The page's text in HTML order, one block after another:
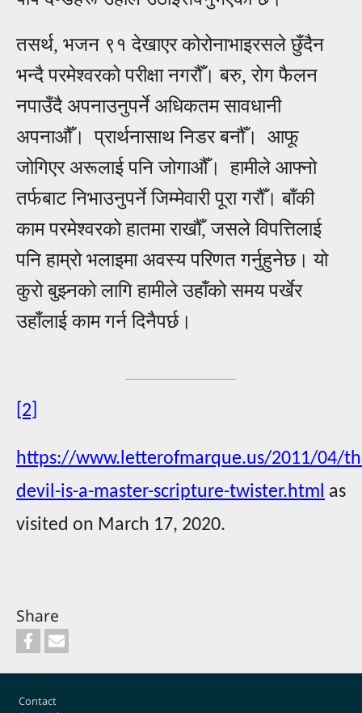
तसर्थ, भजन ९१ देखाएर कोरोनाभाइरसले छुँदैन
भन्दै परमेश्वरको परीक्षा नगरँ। बरु, रोग फैलन
नपाउँदै अपनाउनुपर्ने अधिकतम सावधानी
अपनाऔँ। प्रार्थनासाथ निडर बनँ। आफू
जोगिएर अरूलाईपनि जोगाऔँ।हामीले आफ्नो
तर्फबाट निभाउनुपर्ने जिम्मेवारी पूरा गरँ। बाँकी
काम परमेश्वरको हातमा राखौँ, जसले विपत्तिलाई
पनि हाम्रो भलाइमा अवस्य परिणत गर्नुहुनेछ। यो
कुरो बुझ्नको लागि हामीले उहाँको समय पर्खेर
उहाँलाई काम गर्न दिनैपर्छ।
[2]
https://www.letterofmarque.us/2011/04/
devil-is-a-master-scripture-twister.html as
visited on March 17, 2020.
Share
Contact